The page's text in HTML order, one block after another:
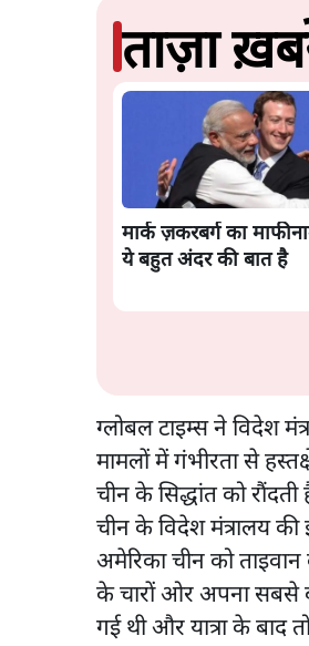
ताज़ा
मार्क ज़करबर्ग का
ये बहुत अंदर की बात है
ग्लोबल टाइम्स ने विदेश
मामलों में गंभीरता से
चीन के सिद्धांत को
चीन के विदेश मंत्रालय
अमेरिका चीन को
के चारों ओर अपना सबसे
गई थी और यात्रा के बाद